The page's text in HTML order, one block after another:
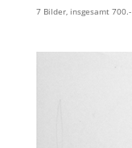
7 Bilder, insgesamt 700.-